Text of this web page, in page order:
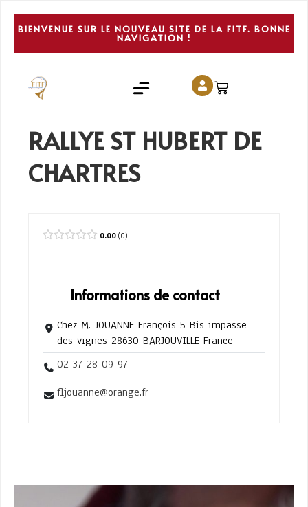
BIENVENUE SUR LE NOUVEAU SITE DE LA FITF. BONNE
NAVIGATION !
RALLYE ST HUBERT DE
CHARTRES
0.00 0
Informations de contact
Chez M. JOUANNE François 5 Bis impasse
des vignes 28630 BARJOUVILLE France
02 37 28 09 97
fljouanne@orange.fr